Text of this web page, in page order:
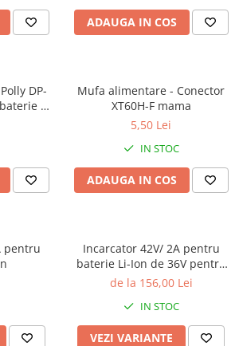
ADAUGA IN COS
DP-
e-
celule
Mufa alimentare - Conector
XT60H-F mama
5,50 Lei
IN STOC
ADAUGA IN COS
pentru
Incarcator 42V/ 2A pentru
baterie Li-Ion de 36V pentru
bicicleta, trotineta, scooter
de la 156,00 Lei
IN STOC
VEZI VARIANTE